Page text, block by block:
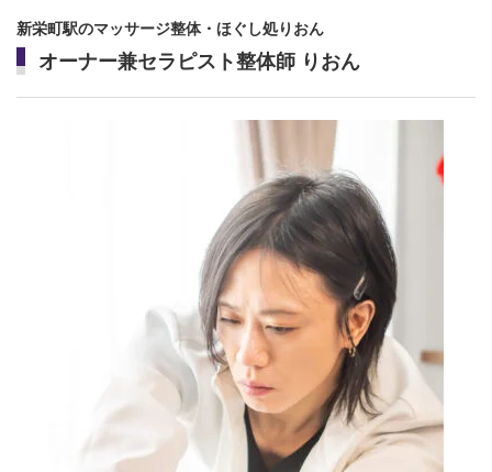
新栄町駅のマッサージ整体・ほぐし処りおん
オーナー兼セラピスト整体師 りおん